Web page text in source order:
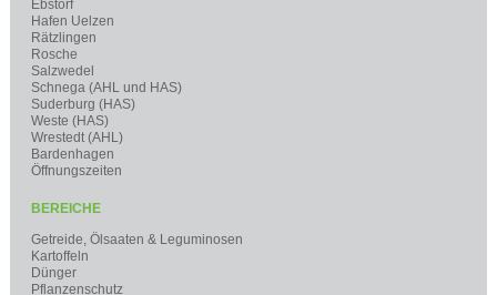
Ebstorf
Hafen Uelzen
Rätzlingen
Rosche
Salzwedel
Schnega (AHL und HAS)
Suderburg (HAS)
Weste (HAS)
Wrestedt (AHL)
Bardenhagen
Öffnungszeiten
BEREICHE
Getreide, Ölsaaten & Leguminosen
Kartoffeln
Dünger
Pflanzenschutz